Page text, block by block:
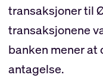
transaksjoner til
transaksjonene
banken mener
antagelse.